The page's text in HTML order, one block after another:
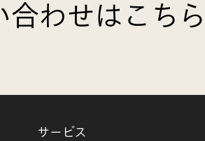
わせはこち
サービス